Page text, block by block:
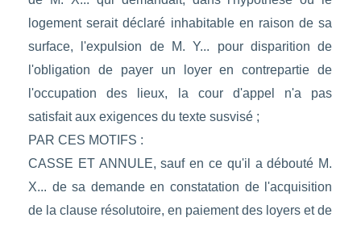
logement serait déclaré inhabitable en raison de sa
surface, l'expulsion de M. Y... pour disparition de
l'obligation de payer un loyer en contrepartie de
l'occupation des lieux, la cour d'appel n'a pas
satisfait aux exigences du texte susvisé ;
PAR CES MOTIFS :
CASSE ET ANNULE, sauf en ce qu'il a débouté M.
X... de sa demande en constatation de l'acquisition
de la clause résolutoire, en paiement des loyers et de